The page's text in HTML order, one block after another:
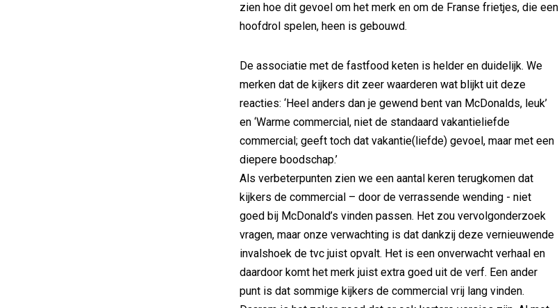
zien hoe dit gevoel om het merk en om de Franse frietjes, die een
hoofdrol spelen, heen is gebouwd.
De associatie met de fastfood keten is helder en duidelijk. We
merken dat de kijkers dit zeer waarderen wat blijkt uit deze
reacties: ‘Heel anders dan je gewend bent van McDonalds, leuk’
en ‘Warme commercial, niet de standaard vakantieliefde
commercial; geeft toch dat vakantie(liefde) gevoel, maar met een
diepere boodschap.’
Als verbeterpunten zien we een aantal keren terugkomen dat
kijkers de commercial – door de verrassende wending - niet
goed bij McDonald’s vinden passen. Het zou vervolgonderzoek
vragen, maar onze verwachting is dat dankzij deze vernieuwende
invalshoek de tvc juist opvalt. Het is een onverwacht verhaal en
daardoor komt het merk juist extra goed uit de verf. Een ander
punt is dat sommige kijkers de commercial vrij lang vinden.